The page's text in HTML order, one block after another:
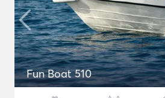
Fun Boat 510